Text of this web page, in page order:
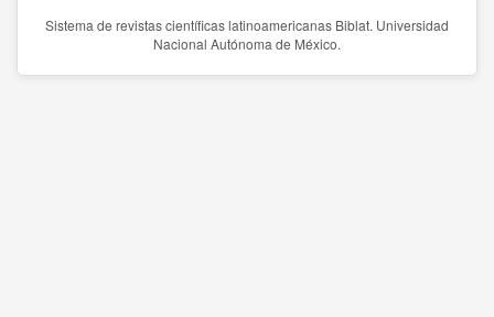
Sistema de revistas científicas latinoamericanas Biblat. Universidad
Nacional Autónoma de México.